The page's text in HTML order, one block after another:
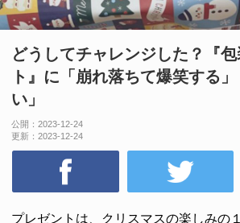
どうしてチャレンジした？『
ト』に「崩れ落ちて爆笑する
い」
公開： 2023-12-24
更新： 2023-12-24
プレゼントは、クリスマスの楽しみの１